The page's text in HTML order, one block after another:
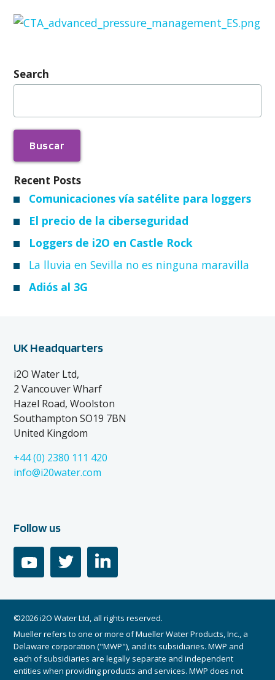
Search
Buscar:
Recent Posts
Comunicaciones vía satélite para loggers
El precio de la ciberseguridad
Loggers de i2O en Castle Rock
La lluvia en Sevilla no es ninguna maravilla
Adiós al 3G
UK Headquarters
i2O Water Ltd,
2 Vancouver Wharf
Hazel Road, Woolston
Southampton SO19 7BN
United Kingdom
+44 (0) 2380 111 420
info@i20water.com
Follow us
youtube linkedin
©2026 i2O Water Ltd, all rights reserved.
Mueller refers to one or more of Mueller Water Products, Inc., a
Delaware corporation ("MWP"), and its subsidiaries. MWP and
each of subsidiaries are legally separate and independent
entities when providing products and services. MWP does not